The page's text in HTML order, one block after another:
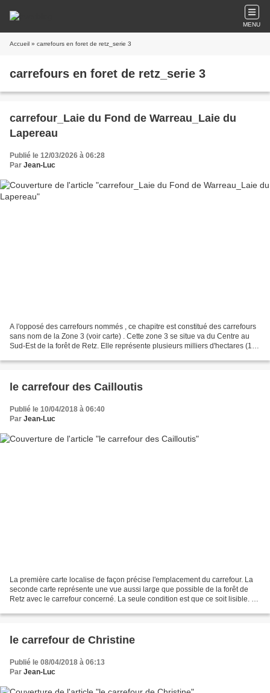
MENU
Accueil » carrefours en foret de retz_serie 3
carrefours en foret de retz_serie 3
carrefour_Laie du Fond de Warreau_Laie du
Lapereau
Publié le 12/03/2026 à 06:28
Par Jean-Luc
A l'opposé des carrefours nommés , ce chapitre est constitué des carrefours
sans nom de la Zone 3 (voir carte) . Cette zone 3 se situe va du Centre au
Sud-Est de la forêt de Retz. Elle représente plusieurs milliers d'hectares (112
le carrefour des Cailloutis
Publié le 10/04/2018 à 06:40
Par Jean-Luc
La première carte localise de façon précise l'emplacement du carrefour. La
seconde carte représente une vue aussi large que possible de la forêt de
Retz avec le carrefour concerné. La seule condition est que ce soit lisible. La
le carrefour de Christine
Publié le 08/04/2018 à 06:13
Par Jean-Luc